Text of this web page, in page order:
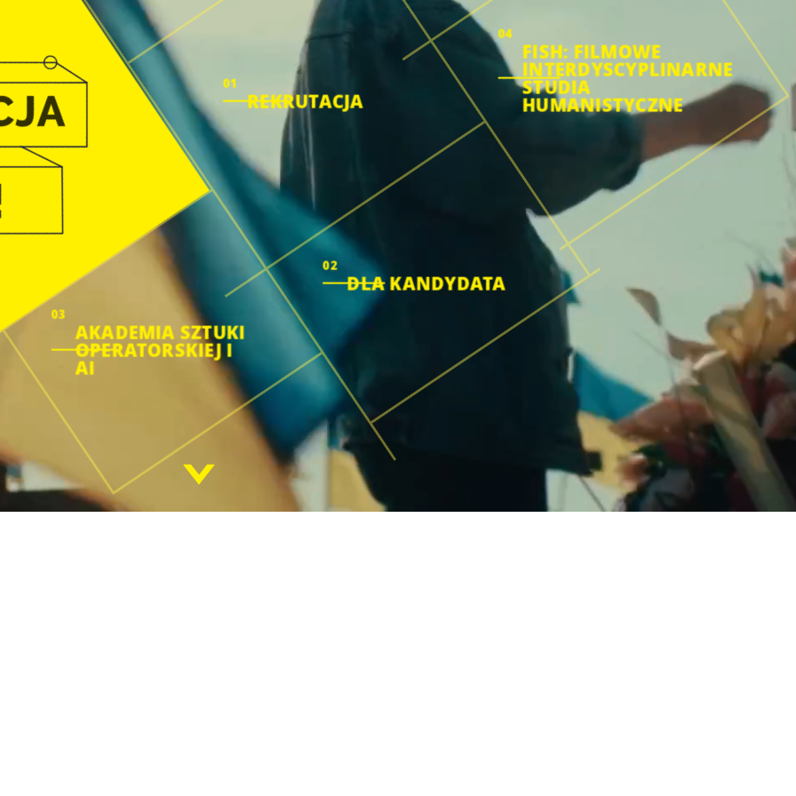
01
REKRUTACJA
02
DLA KANDYDATA
03
AKADEMIA SZTUKI
OPERATORSKIEJ I
AI
04
FISH: FILMOWE
INTERDYSCYPLINARNE
STUDIA
HUMANISTYCZNE